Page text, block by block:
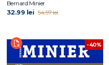
Bernard Minier
32.99 lei 54.97 lei
-40%